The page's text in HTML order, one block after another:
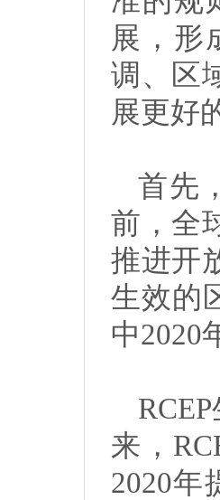
展，形
调、区
展更好
首先
前，全
推进开
生效的
中2020
来，
2020年